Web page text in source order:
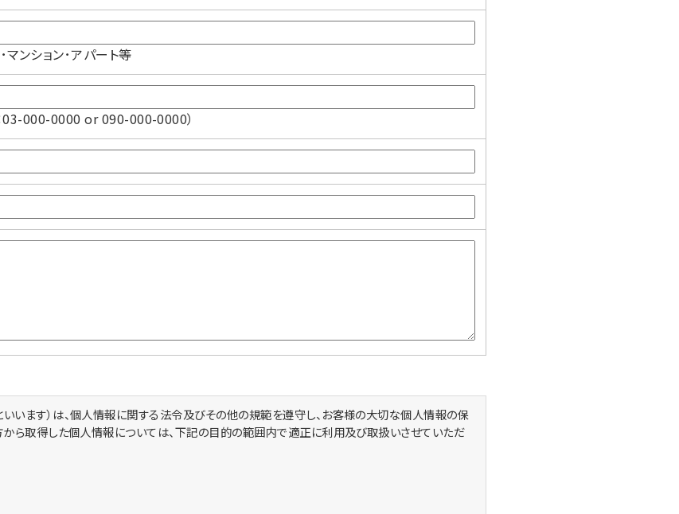
マンション･アパート等
03-000-0000 or 090-000-0000）
いいます）は、個人情報に関する法令及びその他の規範を遵守し、お客様の大切な個人情報の保
から取得した個人情報については、下記の目的の範囲内で適正に利用及び取扱いさせていただ